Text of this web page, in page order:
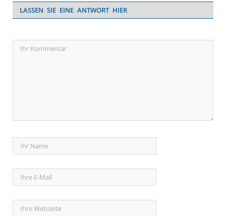
LASSEN SIE EINE ANTWORT HIER